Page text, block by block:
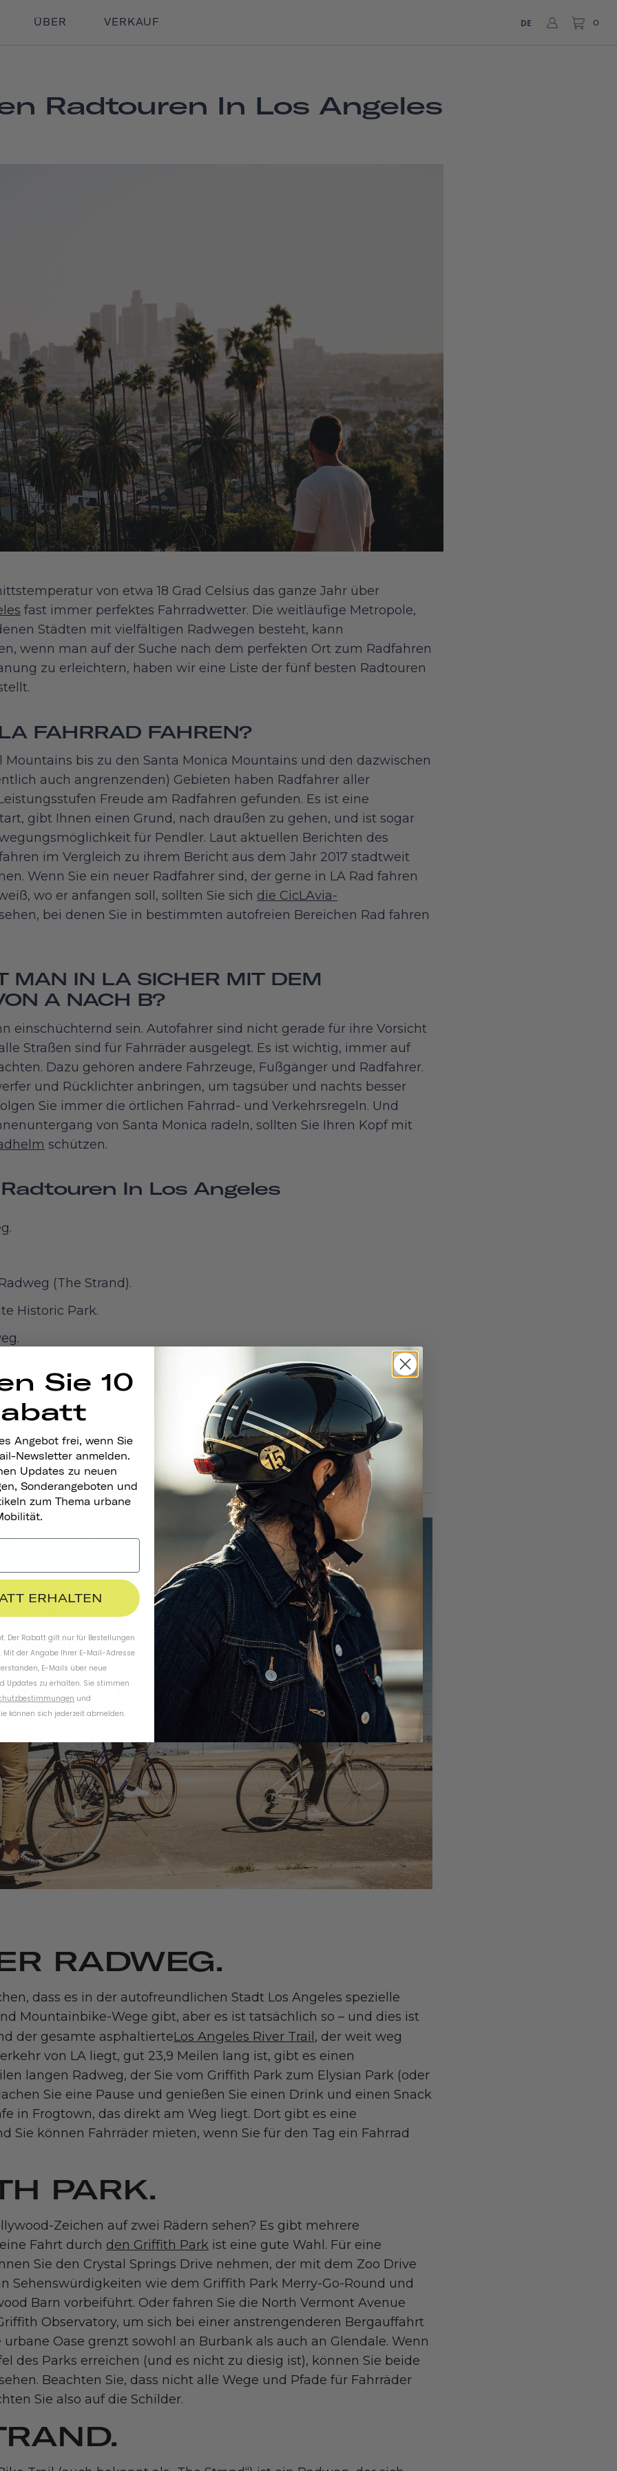
ÜBER VERKAUF DE 0
Radtouren In Los Angeles
von etwa 18 Grad Celsius das ganze Jahr über
fast immer perfektes Fahrradwetter. Die weitläufige Metropole,
Städten mit vielfältigen Radwegen besteht, kann
wenn man auf der Suche nach dem perfekten Ort zum Radfahren
zu erleichtern, haben wir eine Liste der fünf besten Radtouren
FAHRRAD FAHREN?
Mountains bis zu den Santa Monica Mountains und den dazwischen
auch angrenzenden) Gebieten haben Radfahrer aller
Freude am Radfahren gefunden. Es ist eine
gibt Ihnen einen Grund, nach draußen zu gehen, und ist sogar
für Pendler. Laut aktuellen Berichten des
im Vergleich zu ihrem Bericht aus dem Jahr 2017 stadtweit
Wenn Sie ein neuer Radfahrer sind, der gerne in LA Rad fahren
wo er anfangen soll, sollten Sie sich die CicLAvia-
bei denen Sie in bestimmten autofreien Bereichen Rad fahren
MAN IN LA SICHER MIT DEM
A NACH B?
einschüchternd sein. Autofahrer sind nicht gerade für ihre Vorsicht
Straßen sind für Fahrräder ausgelegt. Es ist wichtig, immer auf
Dazu gehören andere Fahrzeuge, Fußgänger und Radfahrer.
und Rücklichter anbringen, um tagsüber und nachts besser
Sie immer die örtlichen Fahrrad- und Verkehrsregeln. Und
von Santa Monica radeln, sollten Sie Ihren Kopf mit
schützen.
In Los Angeles
(The Strand).
Historic Park.
Straße.
Bowl Rundweg.
Radweg.
RADWEG.
dass es in der autofreundlichen Stadt Los Angeles spezielle
Mountainbike-Wege gibt, aber es ist tatsächlich so – und dies ist
der gesamte asphaltierteLos Angeles River Trail, der weit weg
von LA liegt, gut 23,9 Meilen lang ist, gibt es einen
langen Radweg, der Sie vom Griffith Park zum Elysian Park (oder
Sie eine Pause und genießen Sie einen Drink und einen Snack
in Frogtown, das direkt am Weg liegt. Dort gibt es eine
Sie können Fahrräder mieten, wenn Sie für den Tag ein Fahrrad
PARK.
Zeichen auf zwei Rädern sehen? Es gibt mehrere
Fahrt durch den Griffith Park ist eine gute Wahl. Für eine
Sie den Crystal Springs Drive nehmen, der mit dem Zoo Drive
Sehenswürdigkeiten wie dem Griffith Park Merry-Go-Round und
Barn vorbeiführt. Oder fahren Sie die North Vermont Avenue
Observatory, um sich bei einer anstrengenderen Bergauffahrt
urbane Oase grenzt sowohl an Burbank als auch an Glendale. Wenn
des Parks erreichen (und es nicht zu diesig ist), können Sie beide
Beachten Sie, dass nicht alle Wege und Pfade für Fahrräder
Sie also auf die Schilder.
Sie 10
Angebot frei, wenn Sie
Newsletter anmelden.
Updates zu neuen
Sonderangeboten und
zum Thema urbane
ERHALTEN
Der Rabatt gilt nur für Bestellungen
Mit der Angabe Ihrer E-Mail-Adresse
E-Mails über neue
Updates zu erhalten. Sie stimmen
und
können sich jederzeit abmelden.